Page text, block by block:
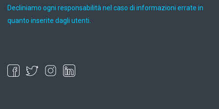
Decliniamo ogni responsabilità nel caso di informazioni errate in
quanto inserite dagli utenti.